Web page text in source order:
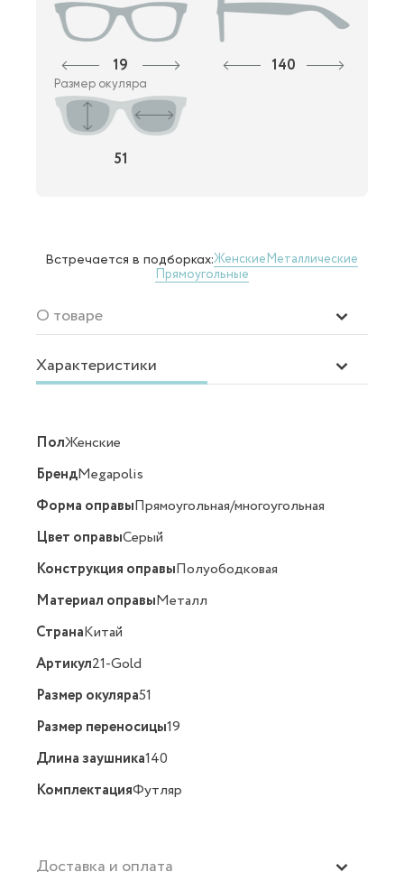
19 140
Размер окуляра
51
Встречается в подборках:ЖенскиеМеталлические
Прямоугольные
О товаре
Характеристики
ПолЖенские
БрендMegapolis
Форма оправыПрямоугольная/многоугольная
Цвет оправыСерый
Конструкция оправыПолуободковая
Материал оправыМеталл
СтранаКитай
Артикул21-Gold
Размер окуляра51
Размер переносицы19
Длина заушника140
КомплектацияФутляр
Доставка и оплата